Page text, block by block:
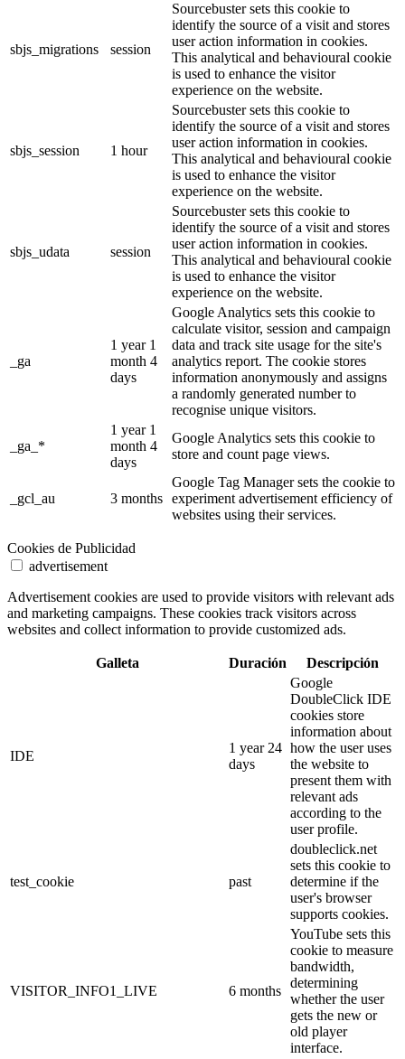
sbjs_migrations session
Sourcebuster sets this cookie to
identify the source of a visit and stores
user action information in cookies.
This analytical and behavioural cookie
is used to enhance the visitor
experience on the website.
sbjs_session 1 hour
Sourcebuster sets this cookie to
identify the source of a visit and stores
user action information in cookies.
This analytical and behavioural cookie
is used to enhance the visitor
experience on the website.
sbjs_udata session
Sourcebuster sets this cookie to
identify the source of a visit and stores
user action information in cookies.
This analytical and behavioural cookie
is used to enhance the visitor
experience on the website.
_ga
1 year 1
month 4
days
Google Analytics sets this cookie to
calculate visitor, session and campaign
data and track site usage for the site's
analytics report. The cookie stores
information anonymously and assigns
a randomly generated number to
recognise unique visitors.
_ga_*
1 year 1
month 4
days
Google Analytics sets this cookie to
store and count page views.
_gcl_au 3 months
Google Tag Manager sets the cookie to
experiment advertisement efficiency of
websites using their services.
Cookies de Publicidad
advertisement
Advertisement cookies are used to provide visitors with relevant ads
and marketing campaigns. These cookies track visitors across
websites and collect information to provide customized ads.
Galleta Duración Descripción
IDE
1 year 24
days
Google
DoubleClick IDE
cookies store
information about
how the user uses
the website to
present them with
relevant ads
according to the
user profile.
test_cookie past
doubleclick.net
sets this cookie to
determine if the
user's browser
supports cookies.
VISITOR_INFO1_LIVE 6 months
YouTube sets this
cookie to measure
bandwidth,
determining
whether the user
gets the new or
old player
interface.